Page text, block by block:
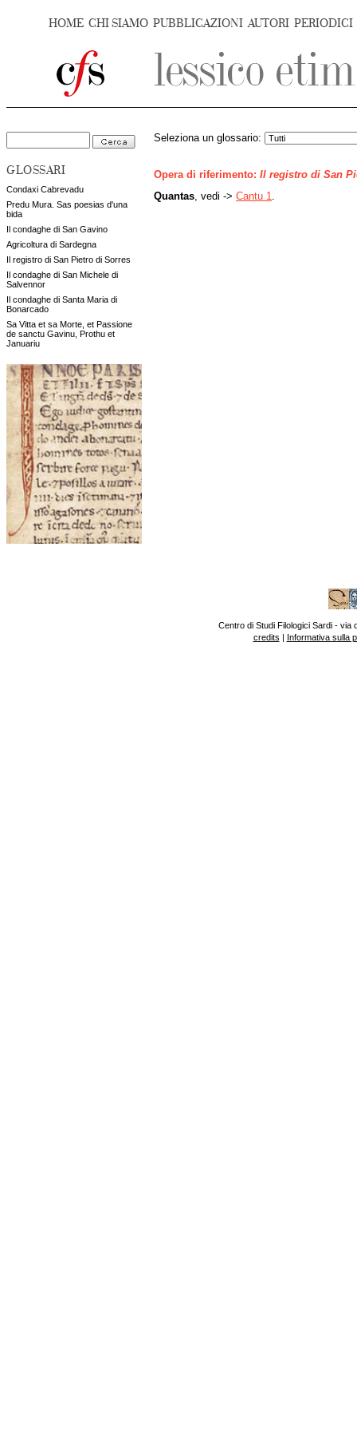
HOME CHI SIAMO PUBBLICAZIONI AUTORI PERIODICI
GLOSSARI
Condaxi Cabrevadu
Predu Mura. Sas poesias d'una
bida
Il condaghe di San Gavino
Agricoltura di Sardegna
Il registro di San Pietro di Sorres
Il condaghe di San Michele di
Salvennor
Il condaghe di Santa Maria di
Bonarcado
Sa Vitta et sa Morte, et Passione
de sanctu Gavinu, Prothu et
Januariu
Seleziona un glossario:
Opera di riferimento: Il registro di San
Quantas , vedi -> Cantu 1
Centro di Studi Filologici Sardi - via
credits | Informativa sulla